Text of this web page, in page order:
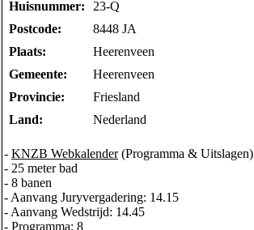
Huisnummer:
23-Q
Postcode:
8448 JA
Plaats:
Heerenveen
Gemeente:
Heerenveen
Provincie:
Friesland
Land:
Nederland
- KNZB Webkalender(Programma & Uitslagen)
- 25 meter bad
- 8 banen
- Aanvang Juryvergadering: 14.15
- Aanvang Wedstrijd: 14.45
- Programma: 8